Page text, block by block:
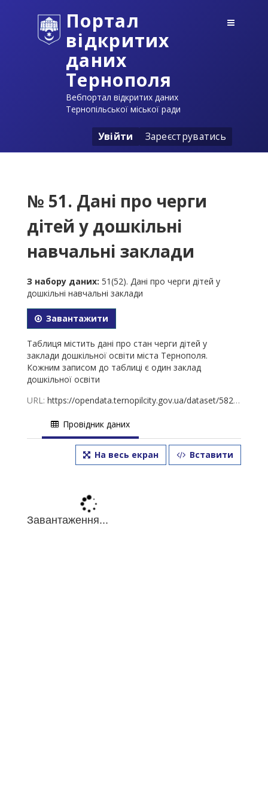
Портал
відкритих
даних
Тернополя
Вебпортал відкритих даних
Тернопільської міської ради
Увійти Зареєструватись
№ 51. Дані про черги
дітей у дошкільні
навчальні заклади
З набору даних: 51(52). Дані про черги дітей у
дошкільні навчальні заклади
Завантажити
Таблиця містить дані про стан черги дітей у
заклади дошкільної освіти міста Тернополя.
Кожним записом до таблиці є один заклад
дошкільної освіти
URL: https://opendata.ternopilcity.gov.ua/dataset/582973bd-df09-4701-902c-d6675a3b2cc4/resource/bd82b757-9b58-4a97-8537-5f6060757a30/download/51.-01.08.2022.xls
Провідник даних
На весь екран Вставити